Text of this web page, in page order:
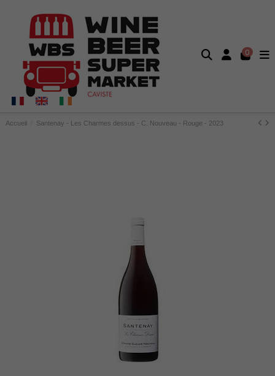
0
Accueil Santenay - Les Charmes dessus - C. Nouveau - Rouge - 2023